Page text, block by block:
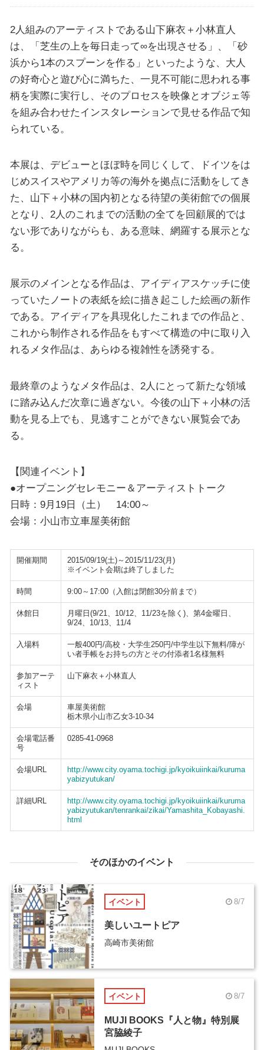
2人組みのアーティストである山下麻衣＋小林直人
は、「芝生の上を毎日走って∞を出現させる」、「砂
浜から1本のスプーンを作る」といったような、大人
の好奇心と遊び心に満ちた、一見不可能に思われる事
柄を実際に実行し、そのプロセスを映像とオブジェ等
を組み合わせたインスタレーションで見せる作品で知
られている。
本展は、デビューとほぼ時を同じくして、ドイツをは
じめスイスやアメリカ等の海外を拠点に活動をしてき
た、山下＋小林の国内初となる待望の美術館での個展
となり、2人のこれまでの活動の全てを回顧展的では
ない形でありながらも、ある意味、網羅する展示とな
る。
展示のメインとなる作品は、アイディアスケッチに使
っていたノートの表紙を絵に描き起こした絵画の新作
である。アイディアを具現化したこれまでの作品と、
これから制作される作品をもすべて構造の中に取り入
れるメタ作品は、あらゆる複雑性を誘発する。
最終章のようなメタ作品は、2人にとって新たな領域
に踏み込んだ次章に過ぎない。今後の山下＋小林の活
動を見る上でも、見逃すことができない展覧会であ
る。
【関連イベント】
●オープニングセレモニー＆アーティストトーク
日時：9月19日（土） 14:00～
会場：小山市立車屋美術館
開催期間
2015/09/19(土)～2015/11/23(月)
※イベント会期は終了しました
時間 9:00～17:00（入館は閉館30分前まで）
休館日
月曜日(9/21、10/12、11/23を除く)、第4金曜日、
9/24、10/13、11/4
入場料
一般400円/高校・大学生250円/中学生以下無料/障が
い者手帳をお持ちの方とその付添者1名様無料
参加アーテ
ィスト
山下麻衣＋小林直人
会場
車屋美術館
栃木県小山市乙女3-10-34
会場電話番
号
0285-41-0968
会場URL
http://www.city.oyama.tochigi.jp/kyoikuiinkai/kuruma
yabizyutukan/
詳細URL
http://www.city.oyama.tochigi.jp/kyoikuiinkai/kuruma
yabizyutukan/tenrankai/zikai/Yamashita_Kobayashi.
html
そのほかのイベント
イベント 8/7
美しいユートピア
高崎市美術館
イベント 8/7
MUJI BOOKS『人と物』特別展
宮脇綾子